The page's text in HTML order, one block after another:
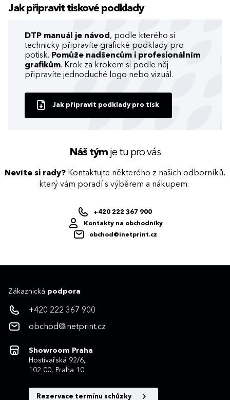
Jak připravit tiskové podklady
DTP manuál je návod , podle kterého si
technicky připravíte grafické podklady pro
potisk. Pomůže nadšencům i profesionálním
grafikům. Krok za krokem si podle něj
připravíte jednoduché logo nebo vizuál.
Jak připravit podklady pro tisk
Náš týmje tu pro vás
Nevíte si rady? Kontaktujte některého z našich odborníků,
který vám poradí s výběrem a nákupem.
+420 222 367 900
Kontakty na obchodníky
obchod@inetprint.cz
Zákaznická podpora
+420 222 367 900
obchod@inetprint.cz
Showroom Praha
Hostivařská 92/6,
102 00, Praha 10
Rezervace termínu schůzky